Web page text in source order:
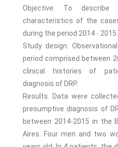
Objective. To describe
characteristics of the
during the period 2014 - 2015.
Study design.
period comprised between
clinical histories of
diagnosis of DRP.
Results. Data were
presumptive diagnosis of
between 2014-2015 in the
Aires. Four men and two